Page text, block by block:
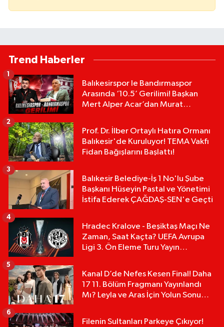
Trend Haberler
Balıkesirspor le Bandırmaspor
Arasında ‘10.5’ Gerilimi! Başkan
Mert Alper Acar’dan Murat
1
Prof. Dr. İlber Ortaylı Hatıra Ormanı
Balıkesir'de Kuruluyor! TEMA Vakfı
Fidan Bağışlarını Başlattı!
2
Balıkesir Belediye-İş 1 No'lu Şube
Başkanı Hüseyin Pastal ve Yönetimi
İstifa Ederek ÇAĞDAŞ-SEN'e Geçti
3
Hradec Kralove - Beşiktaş Maçı Ne
Zaman, Saat Kaçta? UEFA Avrupa
Ligi 3. Ön Eleme Turu Yayın
4
Kanal D’de Nefes Kesen Final! Daha
17 11. Bölüm Fragmanı Yayınlandı
Mı? Leyla ve Aras İçin Yolun Sonu
5
Filenin Sultanları Parkeye Çıkıyor!
6